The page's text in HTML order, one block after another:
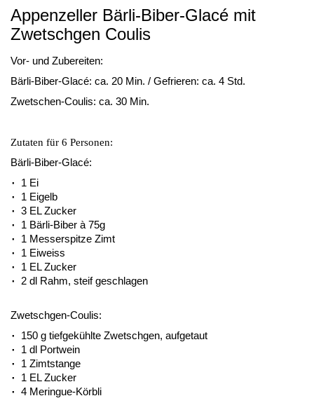
Appenzeller Bärli-Biber-Glacé mit
Zwetschgen Coulis
Vor- und Zubereiten:
Bärli-Biber-Glacé: ca. 20 Min. / Gefrieren: ca. 4 Std.
Zwetschen-Coulis: ca. 30 Min.
Zutaten für 6 Personen:
Bärli-Biber-Glacé:
1 Ei
1 Eigelb
3 EL Zucker
1 Bärli-Biber à 75g
1 Messerspitze Zimt
1 Eiweiss
1 EL Zucker
2 dl Rahm, steif geschlagen
Zwetschgen-Coulis:
150 g tiefgekühlte Zwetschgen, aufgetaut
1 dl Portwein
1 Zimtstange
1 EL Zucker
4 Meringue-Körbli